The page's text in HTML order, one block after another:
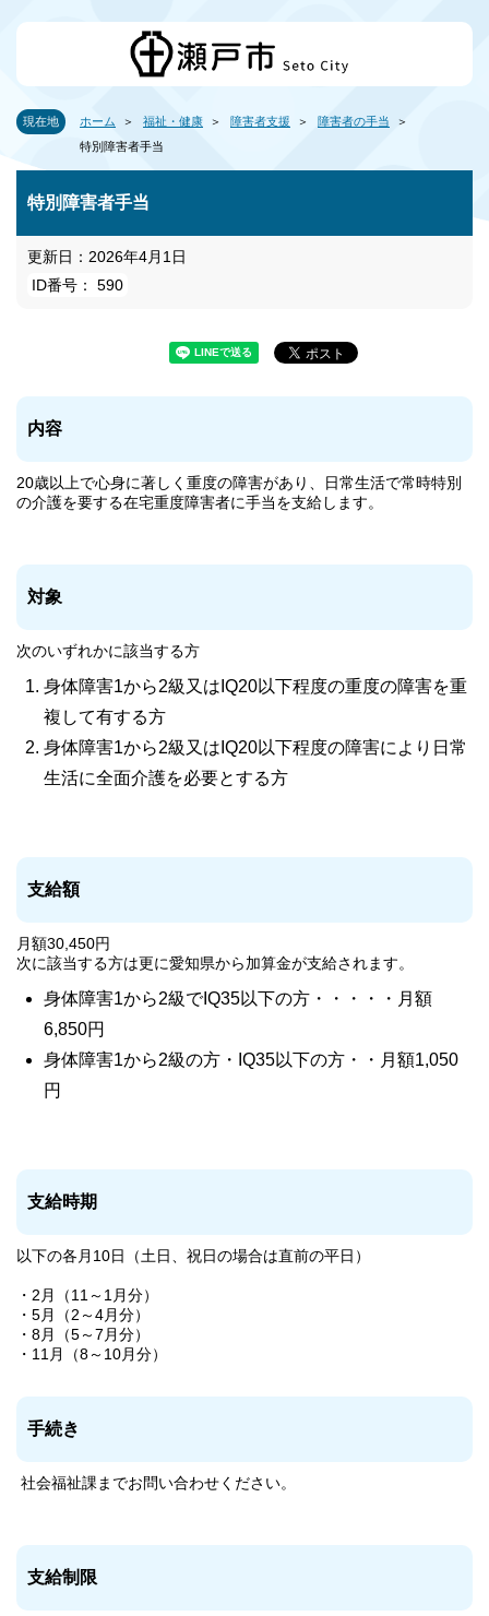
現在地 ホーム 福祉・健康 障害者支援
障害者の手当
特別障害者手当
特別障害者手当
更新日：2026年4月1日
ID番号： 590
内容
20歳以上で心身に著しく重度の障害があり、日常生活で常時特別
の介護を要する在宅重度障害者に手当を支給します。
対象
次のいずれかに該当する方
身体障害1から2級又はIQ20以下程度の重度の障害を重
複して有する方
身体障害1から2級又はIQ20以下程度の障害により日常
生活に全面介護を必要とする方
支給額
月額30,450円
次に該当する方は更に愛知県から加算金が支給されます。
身体障害1から2級でIQ35以下の方・・・・・月額
6,850円
身体障害1から2級の方・IQ35以下の方・・月額1,050
円
支給時期
以下の各月10日（土日、祝日の場合は直前の平日）
・2月（11～1月分）
・5月（2～4月分）
・8月（5～7月分）
・11月（8～10月分）
手続き
社会福祉課までお問い合わせください。
支給制限